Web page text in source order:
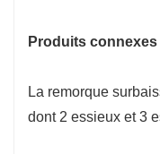
Produits connexes
La remorque
dont 2 essieux et 3